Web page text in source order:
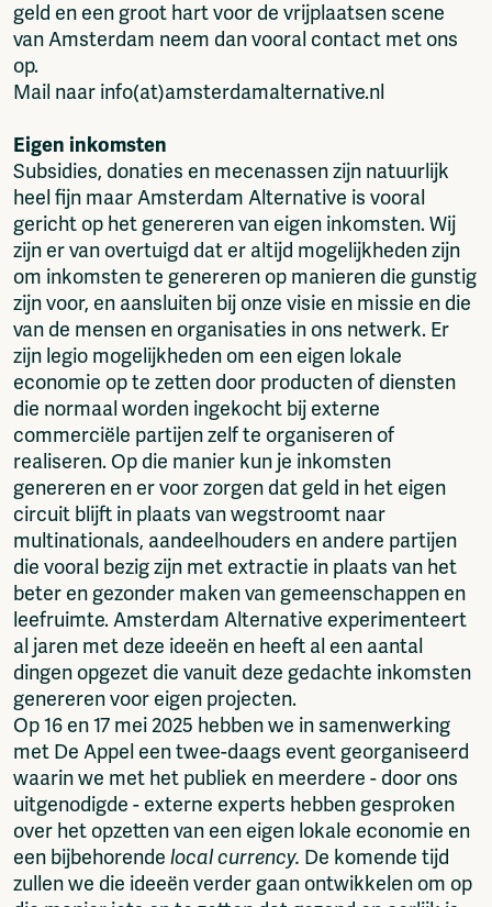
geld en een groot hart voor de vrijplaatsen scene
van Amsterdam neem dan vooral contact met ons
op.
Mail naar info(at)amsterdamalternative.nl
Eigen inkomsten
Subsidies, donaties en mecenassen zijn natuurlijk
heel fijn maar Amsterdam Alternative is vooral
gericht op het genereren van eigen inkomsten. Wij
zijn er van overtuigd dat er altijd mogelijkheden zijn
om inkomsten te genereren op manieren die gunstig
zijn voor, en aansluiten bij onze visie en missie en die
van de mensen en organisaties in ons netwerk. Er
zijn legio mogelijkheden om een eigen lokale
economie op te zetten door producten of diensten
die normaal worden ingekocht bij externe
commerciële partijen zelf te organiseren of
realiseren. Op die manier kun je inkomsten
genereren en er voor zorgen dat geld in het eigen
circuit blijft in plaats van wegstroomt naar
multinationals, aandeelhouders en andere partijen
die vooral bezig zijn met extractie in plaats van het
beter en gezonder maken van gemeenschappen en
leefruimte. Amsterdam Alternative experimenteert
al jaren met deze ideeën en heeft al een aantal
dingen opgezet die vanuit deze gedachte inkomsten
genereren voor eigen projecten.
Op 16 en 17 mei 2025 hebben we in samenwerking
met De Appel een twee-daags event georganiseerd
waarin we met het publiek en meerdere - door ons
uitgenodigde - externe experts hebben gesproken
over het opzetten van een eigen lokale economie en
een bijbehorende local currency. De komende tijd
zullen we die ideeën verder gaan ontwikkelen om op